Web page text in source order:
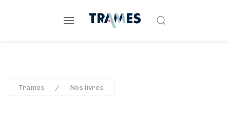
Trames Nos livres